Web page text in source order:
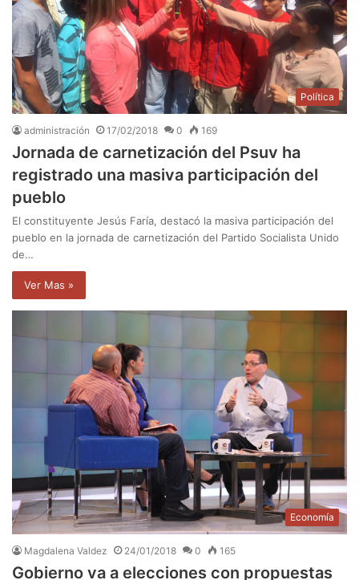
Política
administración 17/02/2018 0 169
Jornada de carnetización del Psuv ha
registrado una masiva participación del
pueblo
El constituyente Jesús Faría, destacó la masiva participación del
pueblo en la jornada de carnetización del Partido Socialista Unido
de…
Ver Mas »
Economía
Magdalena Valdez 24/01/2018 0 165
Gobierno va a elecciones con propuestas